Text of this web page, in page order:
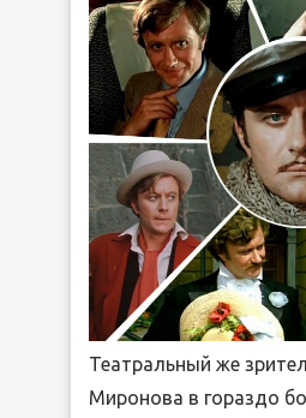
Театральный же
Миронова в гораздо